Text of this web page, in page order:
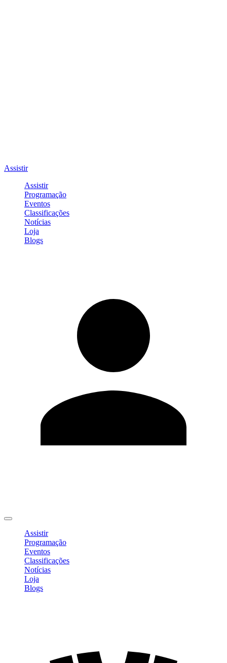
Assistir
Assistir
Programação
Eventos
Classificações
Notícias
Loja
Blogs
Assistir
Programação
Eventos
Classificações
Notícias
Loja
Blogs